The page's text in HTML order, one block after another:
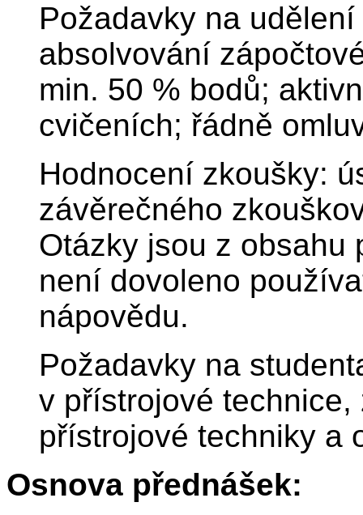
Požadavky na
absolvování
min. 50 % bodů;
cvičeních; řádně
Hodnocení zkoušky:
závěrečného
Otázky jsou z obsahu
není dovoleno
nápovědu.
Požadavky na
v přístrojové
přístrojové techniky a
Osnova přednášek: